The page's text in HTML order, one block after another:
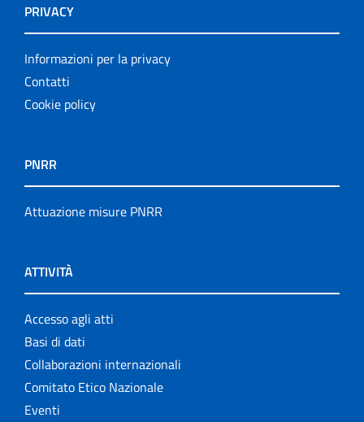
PRIVACY
Informazioni per la privacy
Contatti
Cookie policy
PNRR
Attuazione misure PNRR
ATTIVITÀ
Accesso agli atti
Basi di dati
Collaborazioni internazionali
Comitato Etico Nazionale
Eventi